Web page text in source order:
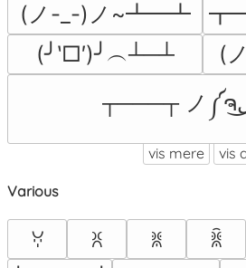
(ノ-_-)ノ~┻━┻
(╯‵□′)╯︵┴─┴
(
vis mere vis
Various
ꃼ ꐦ ꐡ ꐠ